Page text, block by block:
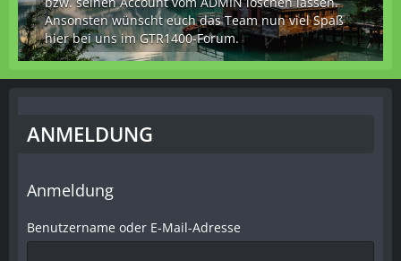
Ansonsten wünscht euch das Team nun viel Spaß
hier bei uns im GTR1400-Forum.
ANMELDUNG
Anmeldung
Benutzername oder E-Mail-Adresse